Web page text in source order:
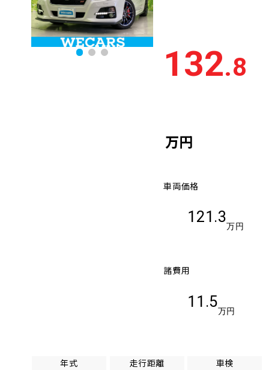
132.8
万円
車両価格
121.3
万円
諸費用
11.5
万円
年式
走行距離
車検